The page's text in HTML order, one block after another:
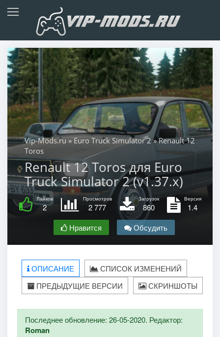
Vip-Mods.ru » Euro Truck Simulator 2» Renault 12
Toros
Renault 12 Toros для Euro
Truck Simulator 2 (v1.37.x)
Лайков
2
Просмотров
2 777
Загрузок
860
Версия
1.4
Нравится
Обсудить
ОПИСАНИЕ
СПИСОК ИЗМЕНЕНИЙ
ПРЕДЫДУЩИЕ ВЕРСИИ
СКРИНШОТЫ
Последнее обновление: 26-05-2020. Редактор:
Roman